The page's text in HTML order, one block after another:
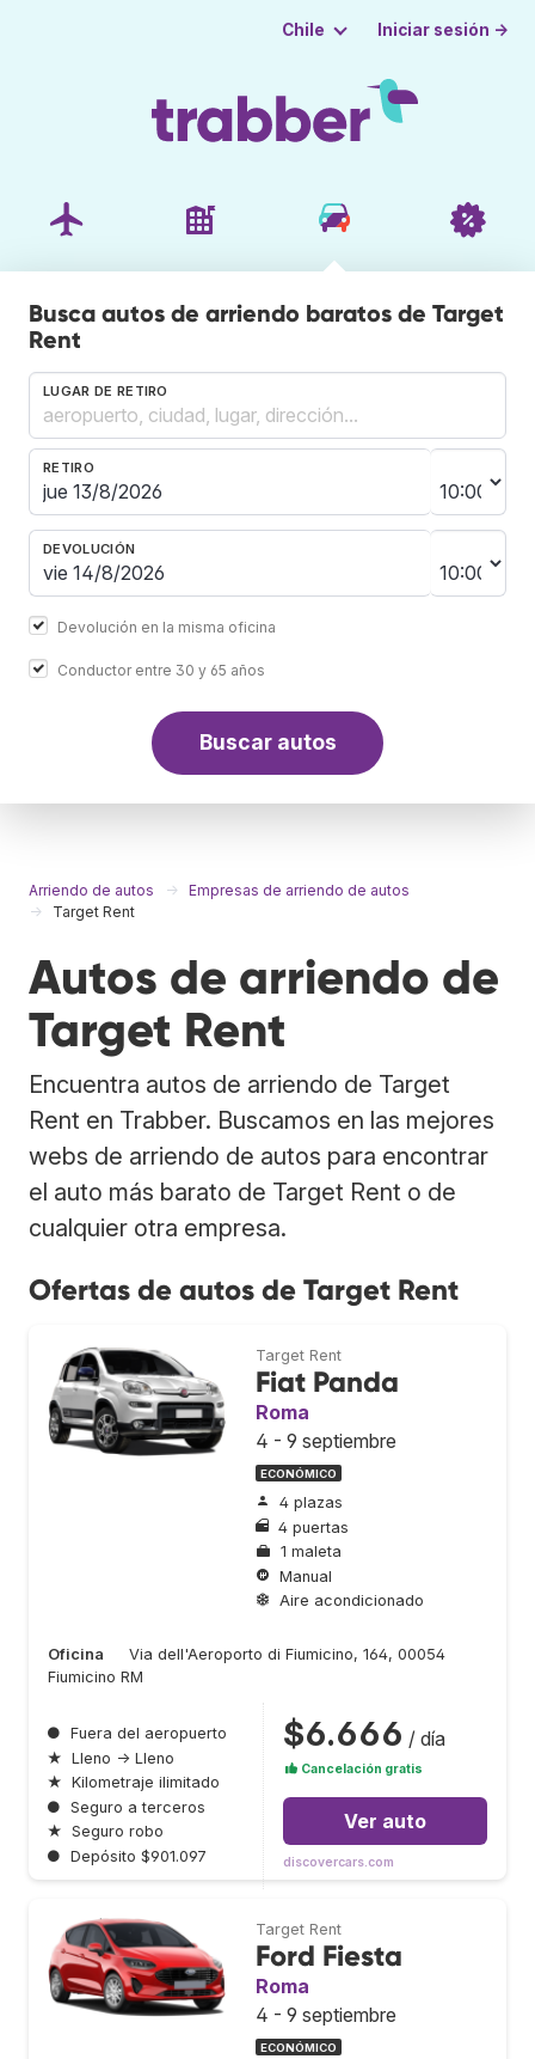
Chile Iniciar sesión →
Busca autos de arriendo baratos de Target
Rent
LUGAR DE RETIRO
RETIRO
DEVOLUCIÓN
Devolución en la misma oficina
Conductor entre 30 y 65 años
Buscar autos
Arriendo de autos
Empresas de arriendo de autos
Target Rent
Autos de arriendo de
Target Rent
Encuentra autos de arriendo de Target
Rent en Trabber. Buscamos en las mejores
webs de arriendo de autos para encontrar
el auto más barato de Target Rent o de
cualquier otra empresa.
Ofertas de autos de Target Rent
Target Rent
Fiat Panda
Roma
4 - 9 septiembre
ECONÓMICO
4 plazas
4 puertas
1 maleta
Manual
Aire acondicionado
Oficina
Via dell'Aeroporto di Fiumicino, 164, 00054
Fiumicino RM
● Fuera del aeropuerto
★ Lleno → Lleno
★ Kilometraje ilimitado
● Seguro a terceros
★ Seguro robo
● Depósito $901.097
$6.666 / día
Cancelación gratis
Ver auto
discovercars.com
Target Rent
Ford Fiesta
Roma
4 - 9 septiembre
ECONÓMICO